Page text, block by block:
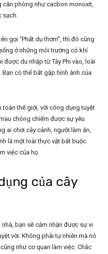
căn phòng như cacbon monoxit,
sạch.
gọi “Phất dụ thơm”, thì đó cũng
ở những môi trường có khí
được du nhập từ Tây Phi vào, loài
có thể bắt gặp hình ảnh của
toàn thế giới, với công dụng tuyệt
chóng chiếm được sự yêu
ai chơi cây cảnh, người làm ăn,
là một loài thực vật bắt buộc
việc của họ.
của cây
bạn sẽ cảm nhận được sự vi
vời. Không phải tự nhiên mà nó
như cơ quan làm việc. Chắc